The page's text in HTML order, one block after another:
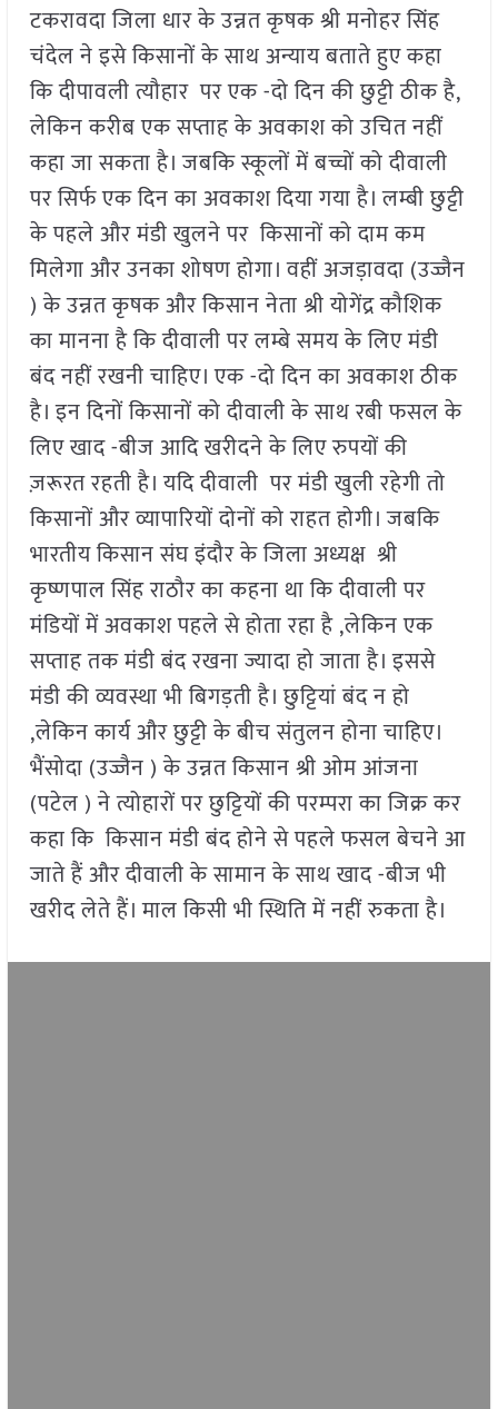
टकरावदा जिला धार के उन्नत कृषक श्री मनोहर सिंह
चंदेल ने इसे किसानों के साथ अन्याय बताते हुए कहा
कि दीपावली त्यौहार पर एक -दो दिन की छुट्टी ठीक है,
लेकिन करीब एक सप्ताह के अवकाश को उचित नहीं
कहा जा सकता है। जबकि स्कूलों में बच्चों को दीवाली
पर सिर्फ एक दिन का अवकाश दिया गया है। लम्बी छुट्टी
के पहले और मंडी खुलने पर किसानों को दाम कम
मिलेगा और उनका शोषण होगा। वहीं अजड़ावदा (उज्जैन
) के उन्नत कृषक और किसान नेता श्री योगेंद्र कौशिक
का मानना है कि दीवाली पर लम्बे समय के लिए मंडी
बंद नहीं रखनी चाहिए। एक -दो दिन का अवकाश ठीक
है। इन दिनों किसानों को दीवाली के साथ रबी फसल के
लिए खाद -बीज आदि खरीदने के लिए रुपयों की
ज़रूरत रहती है। यदि दीवाली पर मंडी खुली रहेगी तो
किसानों और व्यापारियों दोनों को राहत होगी। जबकि
भारतीय किसान संघ इंदौर के जिला अध्यक्ष श्री
कृष्णपाल सिंह राठौर का कहना था कि दीवाली पर
मंडियों में अवकाश पहले से होता रहा है ,लेकिन एक
सप्ताह तक मंडी बंद रखना ज्यादा हो जाता है। इससे
मंडी की व्यवस्था भी बिगड़ती है। छुट्टियां बंद न हो
,लेकिन कार्य और छुट्टी के बीच संतुलन होना चाहिए।
भैंसोदा (उज्जैन ) के उन्नत किसान श्री ओम आंजना
(पटेल ) ने त्योहारों पर छुट्टियों की परम्परा का जिक्र कर
कहा कि किसान मंडी बंद होने से पहले फसल बेचने आ
जाते हैं और दीवाली के सामान के साथ खाद -बीज भी
खरीद लेते हैं। माल किसी भी स्थिति में नहीं रुकता है।